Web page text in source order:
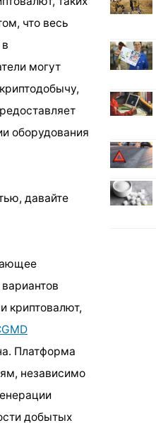
что весь
могут
оборудования
давайте
криптовалют,
Платформа
независимо
добытых